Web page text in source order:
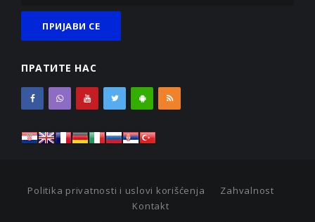
ПРАТИТЕ НАС
Politika privatnosti i uslovi korišćenja
Zahvalnost
Kontakt